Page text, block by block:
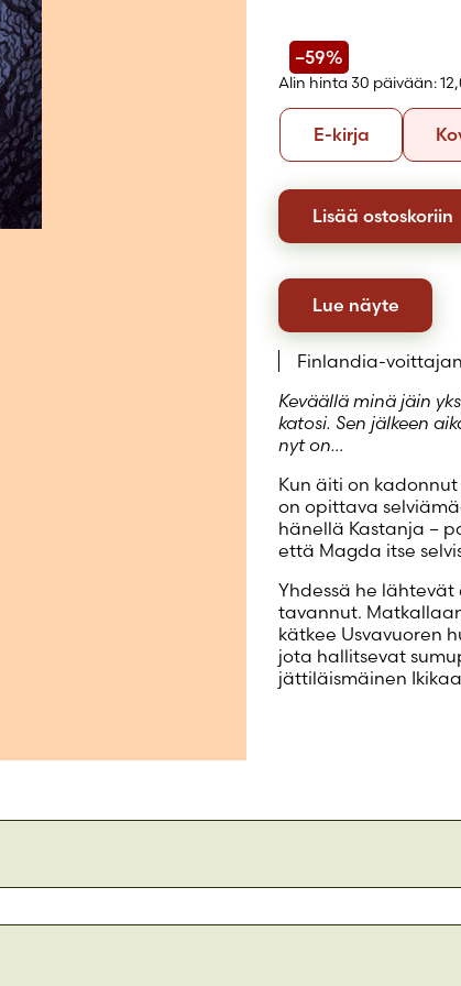
–59%
Alin hinta 30 päivään:
Formaatti
E-kirjaE-
kirja
Lisää ostoskoriin
Lue näyte
Finlandia-
Keväällä minä jäin
katosi. Sen jälkeen
nyt on…
Kun äiti on
on opittava
hänellä Kastanja –
että Magda itse
Yhdessä he
tavannut.
kätkee Usvavuoren
jota hallitsevat
jättiläismäinen
myös muiden eriävät näkemykset.